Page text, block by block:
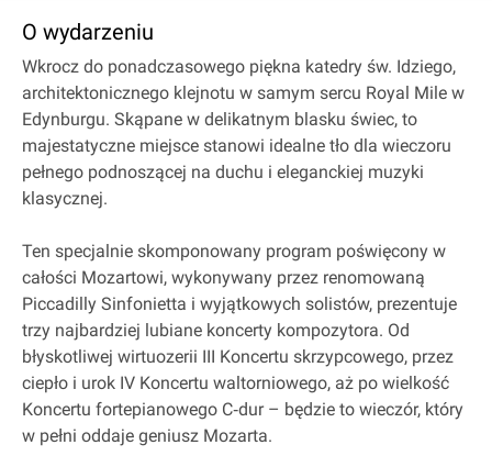
O wydarzeniu
Wkrocz do ponadczasowego piękna katedry św. Idziego,
architektonicznego klejnotu w samym sercu Royal Mile w
Edynburgu. Skąpane w delikatnym blasku świec, to
majestatyczne miejsce stanowi idealne tło dla wieczoru
pełnego podnoszącej na duchu i eleganckiej muzyki
klasycznej.
Ten specjalnie skomponowany program poświęcony w
całości Mozartowi, wykonywany przez renomowaną
Piccadilly Sinfonietta i wyjątkowych solistów, prezentuje
trzy najbardziej lubiane koncerty kompozytora. Od
błyskotliwej wirtuozerii III Koncertu skrzypcowego, przez
ciepło i urok IV Koncertu waltorniowego, aż po wielkość
Koncertu fortepianowego C‐dur – będzie to wieczór, który
w pełni oddaje geniusz Mozarta.